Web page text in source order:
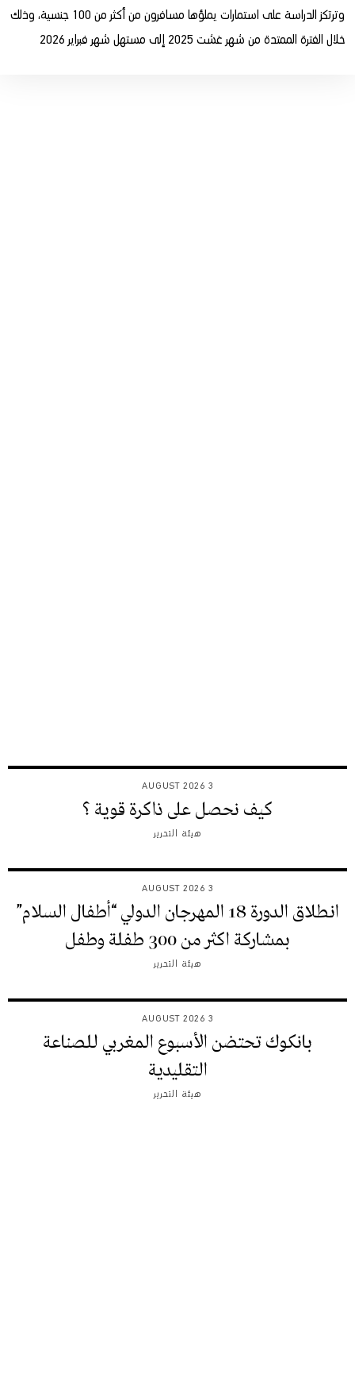
وترتكز الدراسة على استمارات يملؤها مسافرون من أكثر من 100 جنسية، وذلك
خلال الفترة الممتدة من شهر غشت 2025 إلى مستهل شهر فبراير 2026
3 AUGUST 2026
كيف نحصل على ذاكرة قوية ؟
هيئة التحرير
3 AUGUST 2026
انطلاق الدورة 18 المهرجان الدولي “أطفال السلام”
بمشاركة اكثر من 300 طفلة وطفل
هيئة التحرير
3 AUGUST 2026
بانكوك تحتضن الأسبوع المغربي للصناعة
التقليدية
هيئة التحرير